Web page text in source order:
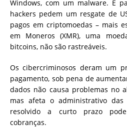
Windows, com um malware. E
hackers pedem um resgate de
pagos em criptomoedas – mais
em Moneros (XMR), uma
bitcoins, não são rastreáveis.
Os cibercriminosos deram um
pagamento, sob pena de
dados não causa problemas no
mas afeta o administrativo
resolvido a curto prazo
cobranças.